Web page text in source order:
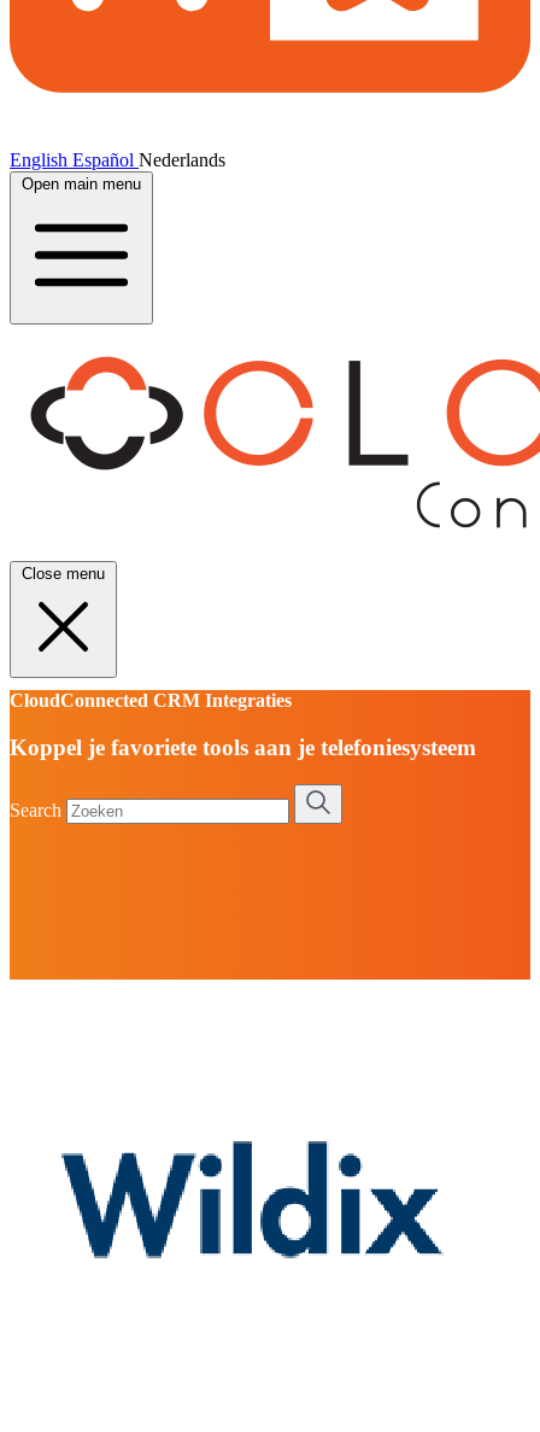
English Español Nederlands
Open main menu
Close menu
CloudConnected CRM Integraties
Koppel je favoriete tools aan je telefoniesysteem
Search